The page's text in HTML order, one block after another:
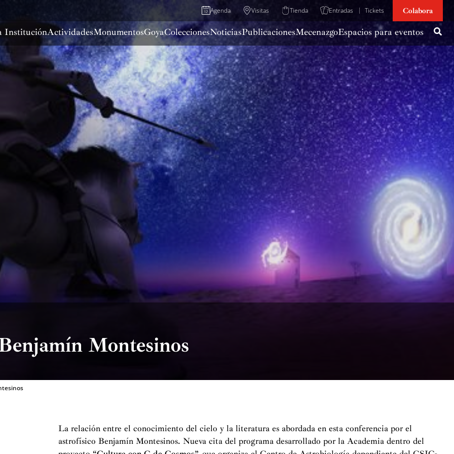
Agenda Visitas Tienda Entradas Tickets Colabora
InstituciónActividadesMonumentosGoyaColeccionesNoticiasPublicacionesMecenazgoEspacios para eventos
Montesinos
La relación entre el conocimiento del cielo y la literatura es abordada en esta conferencia por el
astrofísico Benjamín Montesinos. Nueva cita del programa desarrollado por la Academia dentro del